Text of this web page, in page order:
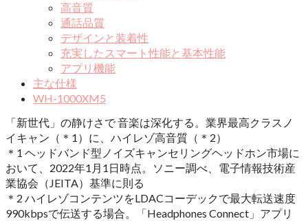
高音質
通話品質
デザインと装着性
充実したスマート性能と基本性能
アプリ機能
主な仕様
WH-1000XM5
「新世代」の静けさで 音楽は深化する。業界最高クラスノ
イキャン（＊1）に、ハイレゾ高音質（＊2）
＊1 ヘッドバンド型ノイズキャンセリングヘッドホン市場に
おいて、2022年1月1日時点。ソニー調べ、電子情報技術産
業協会（JEITA）基準に則る
＊2 ハイレゾコンテンツをLDACコーデックで最大転送速度
990kbpsで伝送する場合。「Headphones Connect」アプリ